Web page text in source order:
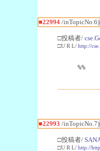
■22994/inTopicNo.6)
□投稿者/
□U R L/ http://
%%
■22993 /inTopicNo.7)
□投稿者/
□U R L/ http://